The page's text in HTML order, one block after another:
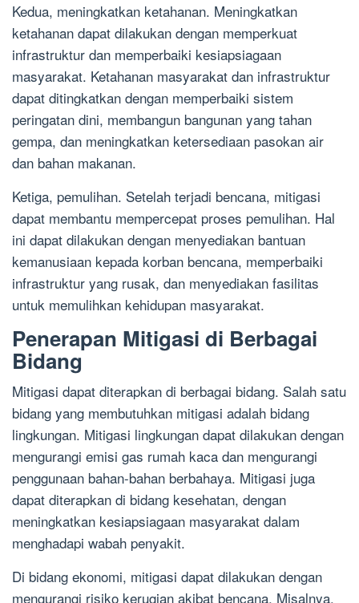
Kedua, meningkatkan ketahanan. Meningkatkan
ketahanan dapat dilakukan dengan memperkuat
infrastruktur dan memperbaiki kesiapsiagaan
masyarakat. Ketahanan masyarakat dan infrastruktur
dapat ditingkatkan dengan memperbaiki sistem
peringatan dini, membangun bangunan yang tahan
gempa, dan meningkatkan ketersediaan pasokan air
dan bahan makanan.
Ketiga, pemulihan. Setelah terjadi bencana, mitigasi
dapat membantu mempercepat proses pemulihan. Hal
ini dapat dilakukan dengan menyediakan bantuan
kemanusiaan kepada korban bencana, memperbaiki
infrastruktur yang rusak, dan menyediakan fasilitas
untuk memulihkan kehidupan masyarakat.
Penerapan Mitigasi di Berbagai
Bidang
Mitigasi dapat diterapkan di berbagai bidang. Salah satu
bidang yang membutuhkan mitigasi adalah bidang
lingkungan. Mitigasi lingkungan dapat dilakukan dengan
mengurangi emisi gas rumah kaca dan mengurangi
penggunaan bahan-bahan berbahaya. Mitigasi juga
dapat diterapkan di bidang kesehatan, dengan
meningkatkan kesiapsiagaan masyarakat dalam
menghadapi wabah penyakit.
Di bidang ekonomi, mitigasi dapat dilakukan dengan
mengurangi risiko kerugian akibat bencana. Misalnya,